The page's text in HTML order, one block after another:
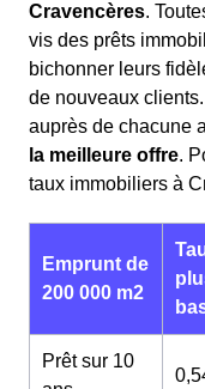
Cravencères.
vis des prêts
bichonner leurs
de nouveaux
auprès de chacune
la meilleure offre.
taux immobiliers à
Emprunt de
200 000 m2
Prêt sur 10